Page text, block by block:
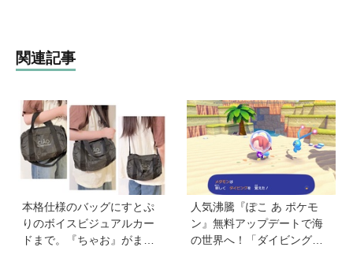
関連記事
本格仕様のバッグにすとぷ
りのボイスビジュアルカー
ドまで。『ちゃお』がまた
人気沸騰『ぽこ あ ポケモ
ン』無料アップデートで海
の世界へ！「ダイビング」